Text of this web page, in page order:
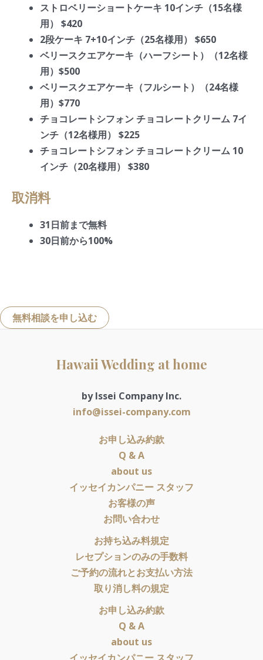
ストロベリーショートケーキ 10インチ（15名様
用） $420
2段ケーキ 7+10インチ（25名様用） $650
ベリースクエアケーキ（ハーフシート）（12名様
用）$500
ベリースクエアケーキ（フルシート）（24名様
用）$770
チョコレートシフォン チョコレートクリーム 7イ
ンチ（12名様用） $225
チョコレートシフォン チョコレートクリーム 10
インチ（20名様用） $380
取消料
31日前まで無料
30日前から100%
無料相談を申し込む
Hawaii Wedding at home
by Issei Company Inc.
info@issei-company.com
お申し込み約款
Q & A
about us
イッセイカンパニー スタッフ
お客様の声
お問い合わせ
お持ち込み料規定
レセプションのみの手数料
ご予約の流れとお支払い方法
取り消し料の規定
お申し込み約款
Q & A
about us